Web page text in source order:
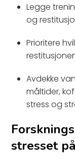
Legge
og
Prioritere
Avdekke
måltider,
stress og
stresset på